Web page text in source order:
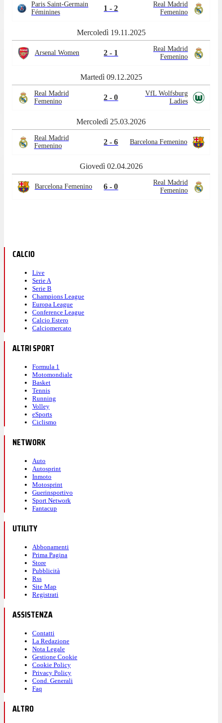
Paris Saint-Germain
Féminines
1 - 2
Real Madrid
Femenino
Mercoledì 19.11.2025
Arsenal Women 2 - 1
Real Madrid
Femenino
Martedì 09.12.2025
Real Madrid
Femenino
2 - 0
VfL Wolfsburg
Ladies
Mercoledì 25.03.2026
Real Madrid
Femenino
2 - 6 Barcelona Femenino
Giovedì 02.04.2026
Barcelona Femenino 6 - 0
Real Madrid
Femenino
CALCIO
Live
Serie A
Serie B
Champions League
Europa League
Conference League
Calcio Estero
Calciomercato
ALTRI SPORT
Formula 1
Motomondiale
Basket
Tennis
Running
Volley
eSports
Ciclismo
NETWORK
Auto
Autosprint
Inmoto
Motosprint
Guerinsportivo
Sport Network
Fantacup
UTILITY
Abbonamenti
Prima Pagina
Store
Pubblicità
Rss
Site Map
Registrati
ASSISTENZA
Contatti
La Redazione
Nota Legale
Gestione Cookie
Cookie Policy
Privacy Policy
Cond. Generali
Faq
ALTRO